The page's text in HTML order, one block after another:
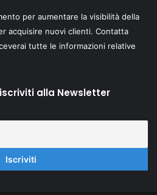
per aumentare la visibilità della
acquisire nuovi clienti. Contatta
tutte le informazioni relative
alla Newsletter